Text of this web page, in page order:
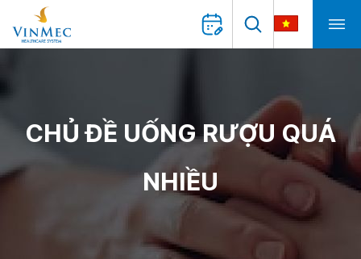
CHỦ ĐỀ UỐNG RƯỢU QUÁ
NHIỀU